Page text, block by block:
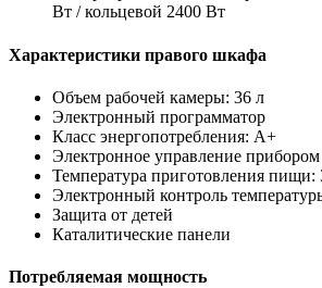
Вт / кольцевой 2400 Вт
Характеристики правого шкафа
Объем рабочей камеры: 36 л
Электронный программатор
Класс энергопотребления: A+
Электронное управление прибором
Температура приготовления пищи:
Электронный контроль
Защита от детей
Каталитические панели
Потребляемая мощность